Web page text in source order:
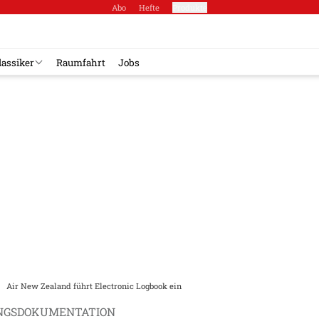
Abo Hefte
Raumfahrt Jobs
Air New Zealand führt Electronic Logbook ein